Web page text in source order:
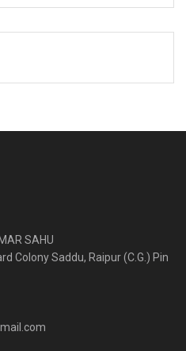
SAHU
Colony Saddu, Raipur (C.G.) Pin